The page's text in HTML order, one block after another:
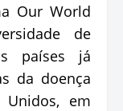
Our World
de
países já
da doença
em